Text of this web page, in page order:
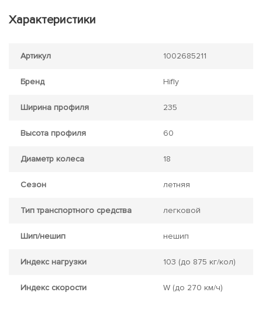
Характеристики
Артикул 1002685211
Бренд Hifly
Ширина профиля 235
Высота профиля 60
Диаметр колеса 18
Сезон летняя
Тип транспортного средства легковой
Шип/нешип нешип
Индекс нагрузки 103 (до 875 кг/кол)
Индекс скорости W (до 270 км/ч)